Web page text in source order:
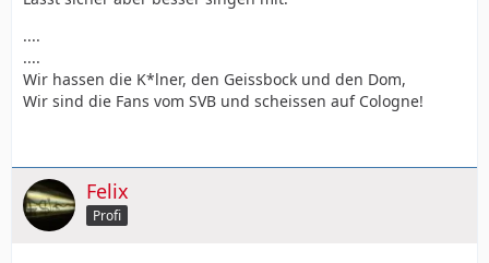
....
....
Wir hassen die K*lner, den Geissbock und den Dom,
Wir sind die Fans vom SVB und scheissen auf Cologne!
Felix
Profi